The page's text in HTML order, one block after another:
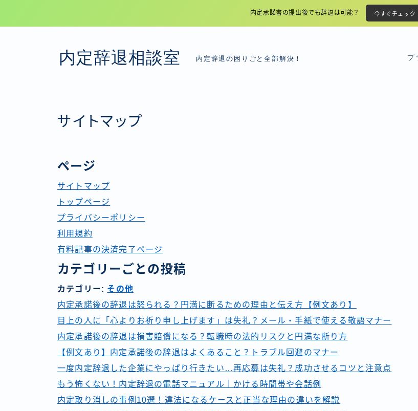
内定承諾書の提出後でも辞退は可能？ 今すぐチェック
内定辞退相談室 内定辞退の困りごと全部解決！ プ
サイトマップ
ページ
サイトマップ
トップページ
プライバシーポリシー
利用規約
有料記事の決済完了ページ
カテゴリーごとの投稿
カテゴリー: その他
内定承諾後の辞退は怒られる？円満に断るための理由と伝え方【例文あり】
目上の人に「心よりお祈り申し上げます」は失礼？メール・手紙で使える敬語マナー
内定承諾後の辞退は損害賠償になる？転職時の法的リスクと円満な断り方
【例文あり】内定承諾後の辞退はよくあること？トラブル回避のマナー
一度内定辞退した企業にやっぱり行きたい…再応募は失礼？成功させるコツと注意点
もう怖くない！内定辞退の電話マニュアル｜かける時間帯や会話例
内定取り消しの事例10選！違法になるケースと正当な理由の違いを解説